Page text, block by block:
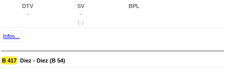
DTV
-
SV
-
(-)
BPL
Infos...
B 417 Diez - Diez (B 54)